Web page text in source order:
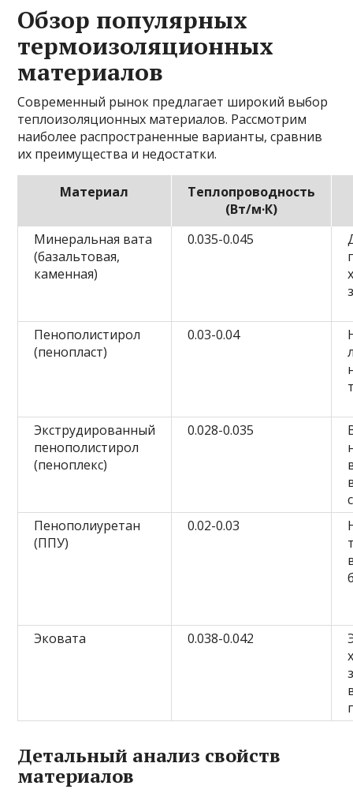
Обзор популярных
термоизоляционных
материалов
Современный рынок предлагает широкий выбор
теплоизоляционных материалов. Рассмотрим
наиболее распространенные варианты, сравнив
их преимущества и недостатки.
Материал
Теплопроводность
(Вт/м·К)
Минеральная вата
(базальтовая,
каменная)
0.035-0.045
Пенополистирол
(пенопласт)
0.03-0.04
Экструдированный
пенополистирол
(пеноплекс)
0.028-0.035
Пенополиуретан
(ППУ)
0.02-0.03
Эковата 0.038-0.042
Детальный анализ свойств
материалов